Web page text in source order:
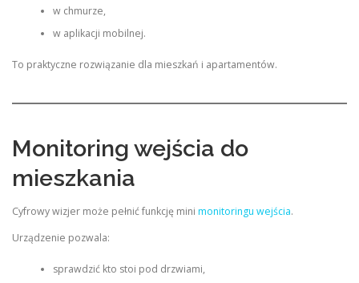
w chmurze,
w aplikacji mobilnej.
To praktyczne rozwiązanie dla mieszkań i apartamentów.
Monitoring wejścia do
mieszkania
Cyfrowy wizjer może pełnić funkcję mini monitoringu wejścia.
Urządzenie pozwala:
sprawdzić kto stoi pod drzwiami,